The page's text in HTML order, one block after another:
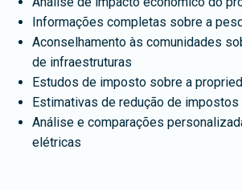
Informações completas sobre a
Aconselhamento às comunidades
de infraestruturas
Estudos de imposto sobre a
Estimativas de redução de impostos
Análise e comparações
elétricas